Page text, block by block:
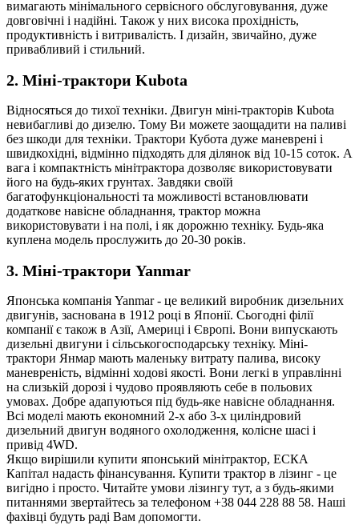
вимагають мінімального сервісного обслуговування, дуже
довговічні і надійні. Також у них висока прохідність,
продуктивність і витривалість. І дизайн, звичайно, дуже
привабливий і стильний.
2. Міні-трактори Kubota
Відносяться до тихої техніки. Двигун міні-тракторів Kubota
невибагливі до дизелю. Тому Ви можете заощадити на паливі
без шкоди для техніки. Трактори Кубота дуже маневрені і
швидкохідні, відмінно підходять для ділянок від 10-15 соток. А
вага і компактність мінітрактора дозволяє використовувати
його на будь-яких грунтах. Завдяки своїй
багатофункціональності та можливості встановлювати
додаткове навісне обладнання, трактор можна
використовувати і на полі, і як дорожню техніку. Будь-яка
куплена модель прослужить до 20-30 років.
3. Міні-трактори Yanmar
Японська компанія Yanmar - це великий виробник дизельних
двигунів, заснована в 1912 році в Японії. Сьогодні філії
компанії є також в Азії, Америці і Європі. Вони випускають
дизельні двигуни і сільськогосподарську техніку. Міні-
трактори Янмар мають маленьку витрату палива, високу
маневреність, відмінні ходові якості. Вони легкі в управлінні
на слизькій дорозі і чудово проявляють себе в польових
умовах. Добре адапуються під будь-яке навісне обладнання.
Всі моделі мають економний 2-х або 3-х циліндровий
дизельний двигун водяного охолодження, колісне шасі і
привід 4WD.
Якщо вирішили купити японський мінітрактор, ЕСКА
Капітал надасть фінансування. Купити трактор в лізинг - це
вигідно і просто. Читайте умови лізингу тут, а з будь-якими
питаннями звертайтесь за телефоном +38 044 228 88 58. Наші
фахівці будуть раді Вам допомогти.